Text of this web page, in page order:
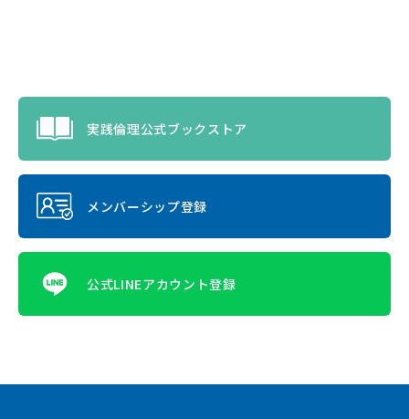
実践倫理公式ブックストア
メンバーシップ登録
公式LINEアカウント登録